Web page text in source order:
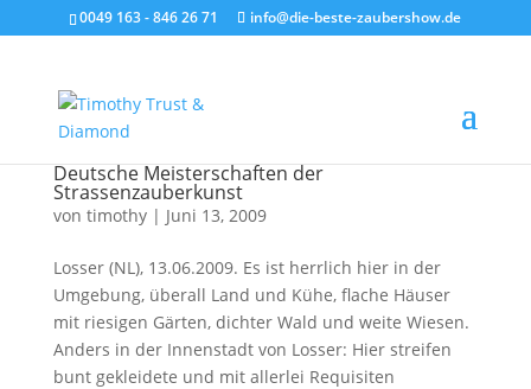
0049 163 - 846 26 71 info@die-beste-zaubershow.de
Deutsche Meisterschaften der
Strassenzauberkunst
von timothy| Juni 13, 2009
Losser (NL), 13.06.2009. Es ist herrlich hier in der
Umgebung, überall Land und Kühe, flache Häuser
mit riesigen Gärten, dichter Wald und weite Wiesen.
Anders in der Innenstadt von Losser: Hier streifen
bunt gekleidete und mit allerlei Requisiten